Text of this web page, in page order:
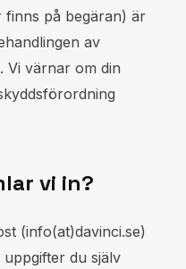
finns på begäran) är
av
Vi värnar om din
vi in?
(info(at)davinci.se)
du själv